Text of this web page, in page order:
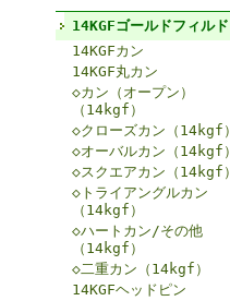
14KGFゴールドフィルド
14KGFカン
14KGF丸カン
◇カン（オープン）
（14kgf）
◇クローズカン（14kgf）
◇オーバルカン（14kgf）
◇スクエアカン（14kgf）
◇トライアングルカン
（14kgf）
◇ハートカン/その他
（14kgf）
◇二重カン（14kgf）
14KGFヘッドピン